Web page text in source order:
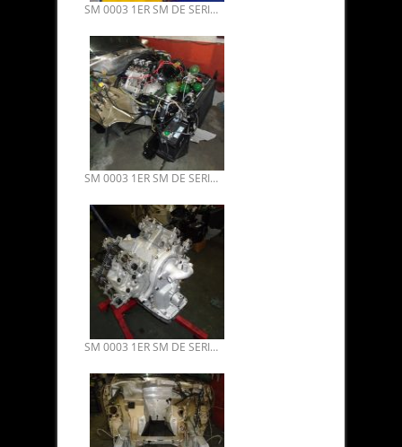
SM 0003 1ER SM DE SERIE VENDUE. PLUS VIELLE SM DU MONDE 05.
SM 0003 1ER SM DE SERIE VENDUE. PLUS VIELLE SM DU MONDE 04.
SM 0003 1ER SM DE SERIE VENDUE. PLUS VIELLE SM DU MONDE 03.